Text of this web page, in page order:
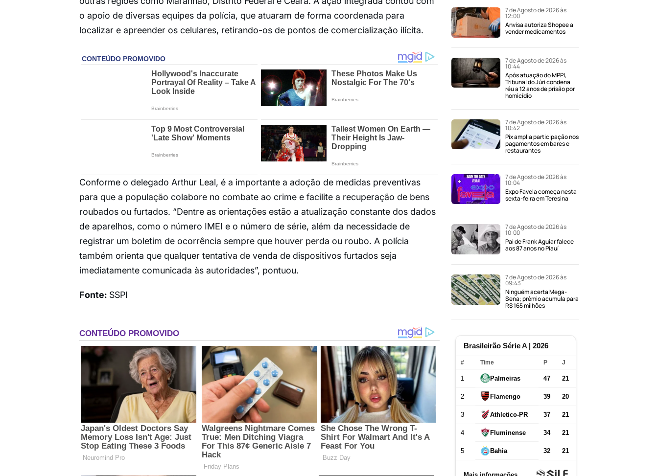
o apoio de diversas equipes da polícia, que atuaram de forma coordenada para
localizar e apreender os celulares, retirando-os de pontos de comercialização ilícita.
Conforme o delegado Arthur Leal, é a importante a adoção de medidas preventivas
para que a população colabore no combate ao crime e facilite a recuperação de bens
roubados ou furtados. “Dentre as orientações estão a atualização constante dos dados
de aparelhos, como o número IMEI e o número de série, além da necessidade de
registrar um boletim de ocorrência sempre que houver perda ou roubo. A polícia
também orienta que qualquer tentativa de venda de dispositivos furtados seja
imediatamente comunicada às autoridades”, pontuou.
Fonte: SSPI
7 de Agosto de 2026 às
12:00
Anvisa autoriza Shopee a
vender medicamentos
7 de Agosto de 2026 às
10:44
Após atuação do MPPI,
Tribunal do Júri condena
réu a 12 anos de prisão por
homicídio
7 de Agosto de 2026 às
10:42
Pix amplia participação nos
pagamentos em bares e
restaurantes
7 de Agosto de 2026 às
10:04
Expo Favela começa nesta
sexta-feira em Teresina
7 de Agosto de 2026 às
10:00
Pai de Frank Aguiar falece
aos 87 anos no Piauí
7 de Agosto de 2026 às
09:43
Ninguém acerta Mega-
Sena; prêmio acumula para
R$ 165 milhões